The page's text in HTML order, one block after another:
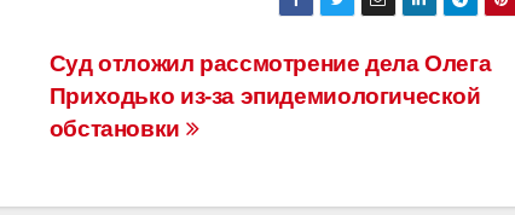
Суд отложил рассмотрение дела Олега
Приходько из-за эпидемиологической
обстановки